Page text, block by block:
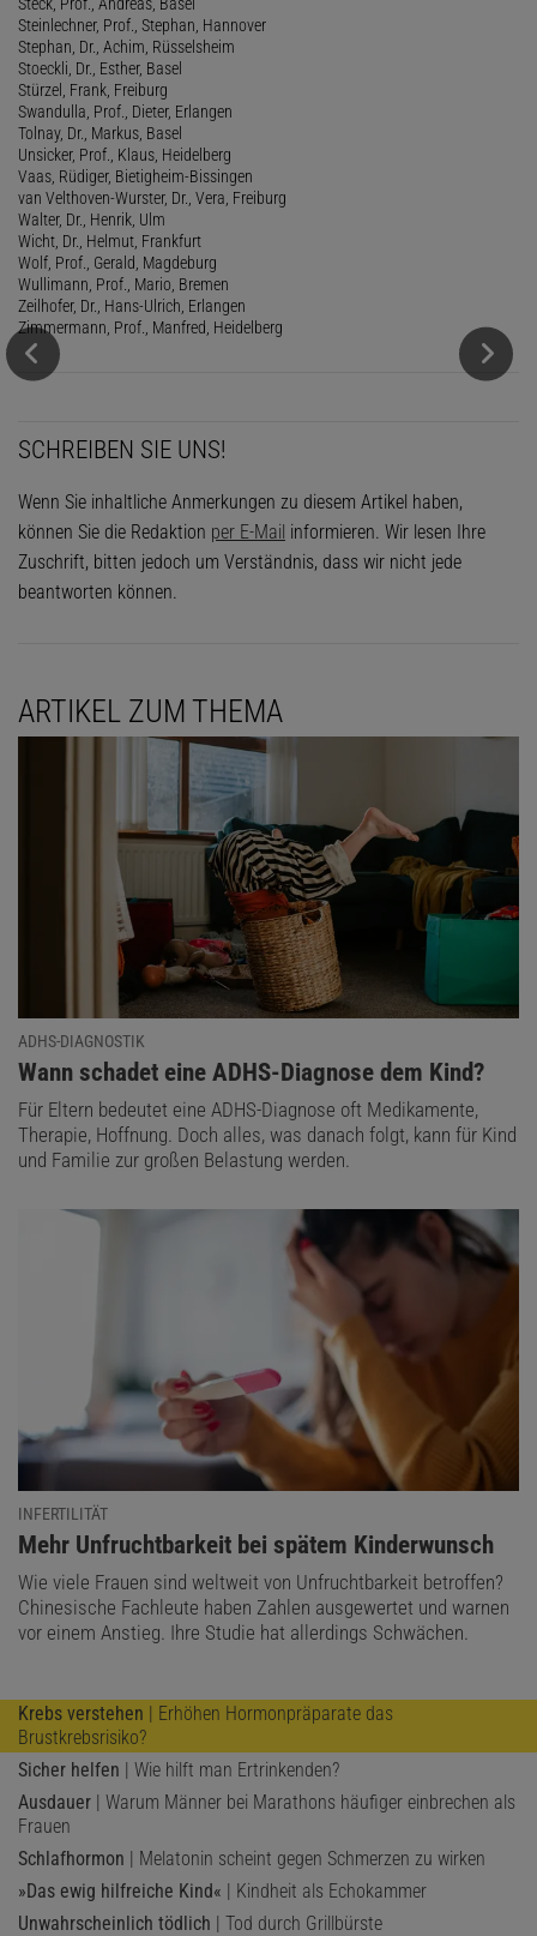
Steinlechner, Prof., Stephan, Hannover
Stephan, Dr., Achim, Rüsselsheim
Stoeckli, Dr., Esther, Basel
Stürzel, Frank, Freiburg
Swandulla, Prof., Dieter, Erlangen
Tolnay, Dr., Markus, Basel
Unsicker, Prof., Klaus, Heidelberg
Vaas, Rüdiger, Bietigheim-Bissingen
van Velthoven-Wurster, Dr., Vera, Freiburg
Walter, Dr., Henrik, Ulm
Wicht, Dr., Helmut, Frankfurt
Wolf, Prof., Gerald, Magdeburg
Wullimann, Prof., Mario, Bremen
Zeilhofer, Dr., Hans-Ulrich, Erlangen
Zimmermann, Prof., Manfred, Heidelberg
SCHREIBEN SIE UNS!
Wenn Sie inhaltliche Anmerkungen zu diesem Artikel haben,
können Sie die Redaktion per E-Mail informieren. Wir lesen Ihre
Zuschrift, bitten jedoch um Verständnis, dass wir nicht jede
beantworten können.
ARTIKEL ZUM THEMA
ADHS-DIAGNOSTIK
:
Wann schadet eine ADHS-Diagnose dem Kind?
Für Eltern bedeutet eine ADHS-Diagnose oft Medikamente,
Therapie, Hoffnung. Doch alles, was danach folgt, kann für Kind
und Familie zur großen Belastung werden.
INFERTILITÄT
:
Mehr Unfruchtbarkeit bei spätem Kinderwunsch
Wie viele Frauen sind weltweit von Unfruchtbarkeit betroffen?
Chinesische Fachleute haben Zahlen ausgewertet und warnen
vor einem Anstieg. Ihre Studie hat allerdings Schwächen.
Krebs verstehen | Erhöhen Hormonpräparate das
Brustkrebsrisiko?
Sicher helfen | Wie hilft man Ertrinkenden?
Ausdauer | Warum Männer bei Marathons häufiger einbrechen als
Frauen
Schlafhormon | Melatonin scheint gegen Schmerzen zu wirken
»Das ewig hilfreiche Kind« | Kindheit als Echokammer
Unwahrscheinlich tödlich | Tod durch Grillbürste